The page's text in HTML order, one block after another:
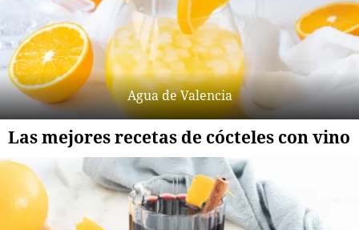
Agua de Valencia
Las mejores recetas de cócteles con vino